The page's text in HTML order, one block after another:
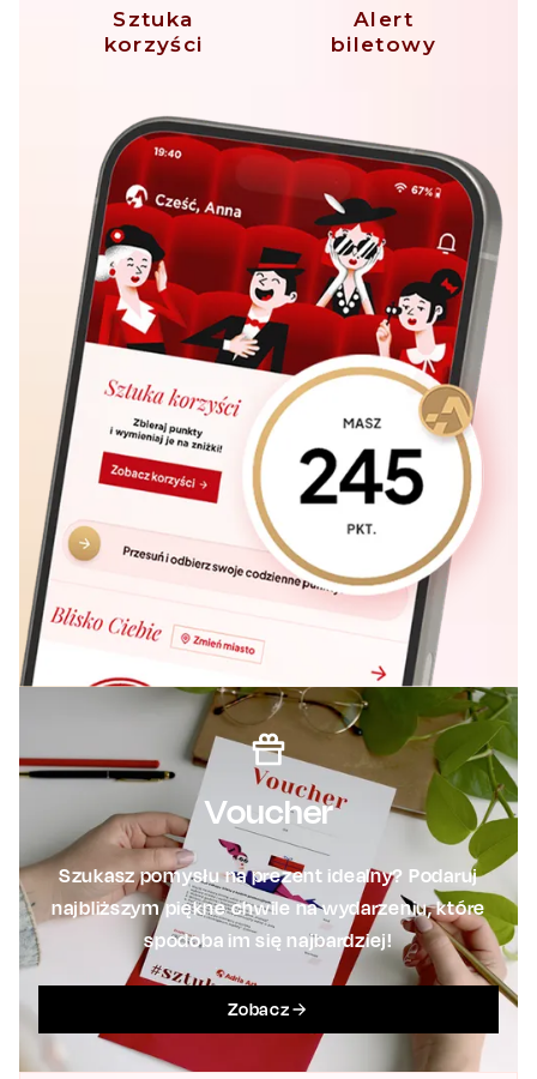
Sztuka
korzyści
Alert
biletowy
Voucher
Szukasz pomysłu na prezent idealny? Podaruj
najbliższym piękne chwile na wydarzeniu, które
spodoba im się najbardziej!
Zobacz